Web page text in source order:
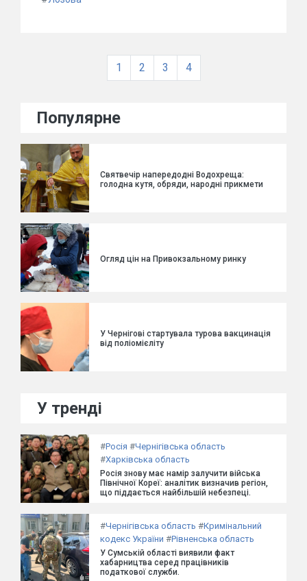
1 2 3 4
Популярне
Святвечір напередодні Водохреща:
голодна кутя, обряди, народні прикмети
Огляд цін на Привокзальному ринку
У Чернігові стартувала турова вакцинація
від поліомієліту
У тренді
#Росія #Чернігівська область
#Харківська область
Росія знову має намір залучити війська
Північної Кореї: аналітик визначив регіон,
що піддається найбільшій небезпеці.
#Чернігівська область #Кримінальний
кодекс України #Рівненська область
У Сумській області виявили факт
хабарництва серед працівників
податкової служби.